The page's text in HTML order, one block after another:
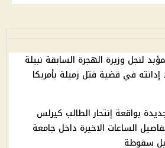
لنجل وزيرة الهجرة السابقة نبيلة
في قضية قتل زميلة بأمريكا
بواقعة إنتحار الطالب كيرلس
الساعات الاخيرة داخل جامعة
سقوطة